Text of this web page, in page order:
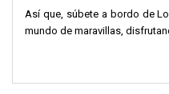
Así que, súbete a bordo de
mundo de maravillas,